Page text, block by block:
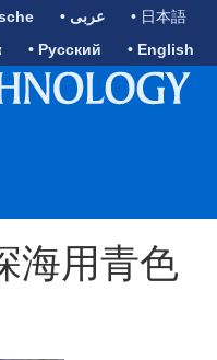
• عربى
• 日本語
• Русский • English
海用青色